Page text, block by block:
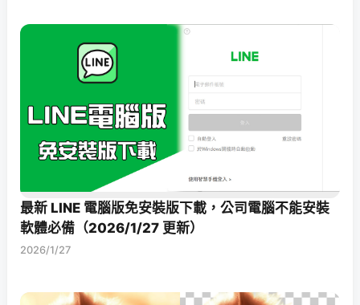
最新 LINE 電腦版免安裝版下載，公司電腦不能安裝
軟體必備（2026/1/27 更新）
2026/1/27